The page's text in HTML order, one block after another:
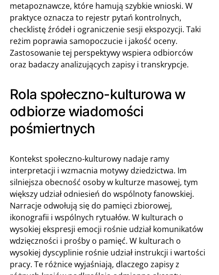
metapoznawcze, które hamują szybkie wnioski. W
praktyce oznacza to rejestr pytań kontrolnych,
checklistę źródeł i ograniczenie sesji ekspozycji. Taki
reżim poprawia samopoczucie i jakość oceny.
Zastosowanie tej perspektywy wspiera odbiorców
oraz badaczy analizujących zapisy i transkrypcje.
Rola społeczno-kulturowa w
odbiorze wiadomości
pośmiertnych
Kontekst społeczno-kulturowy nadaje ramy
interpretacji i wzmacnia motywy dziedzictwa. Im
silniejsza obecność osoby w kulturze masowej, tym
większy udział odniesień do wspólnoty fanowskiej.
Narracje odwołują się do pamięci zbiorowej,
ikonografii i wspólnych rytuałów. W kulturach o
wysokiej ekspresji emocji rośnie udział komunikatów
wdzięczności i prośby o pamięć. W kulturach o
wysokiej dyscyplinie rośnie udział instrukcji i wartości
pracy. Te różnice wyjaśniają, dlaczego zapisy z